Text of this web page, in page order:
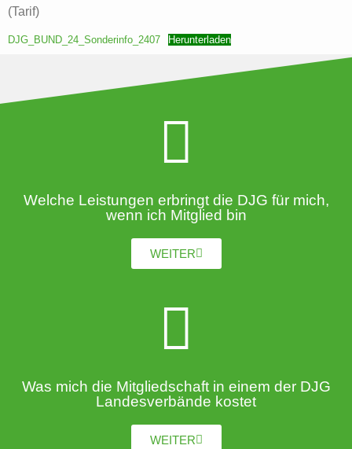
(Tarif)
DJG_BUND_24_Sonderinfo_2407 Herunterladen
Welche Leistungen erbringt die DJG für mich,
wenn ich Mitglied bin
WEITER
Was mich die Mitgliedschaft in einem der DJG
Landesverbände kostet
WEITER